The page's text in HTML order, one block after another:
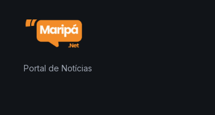
Portal de Notícias